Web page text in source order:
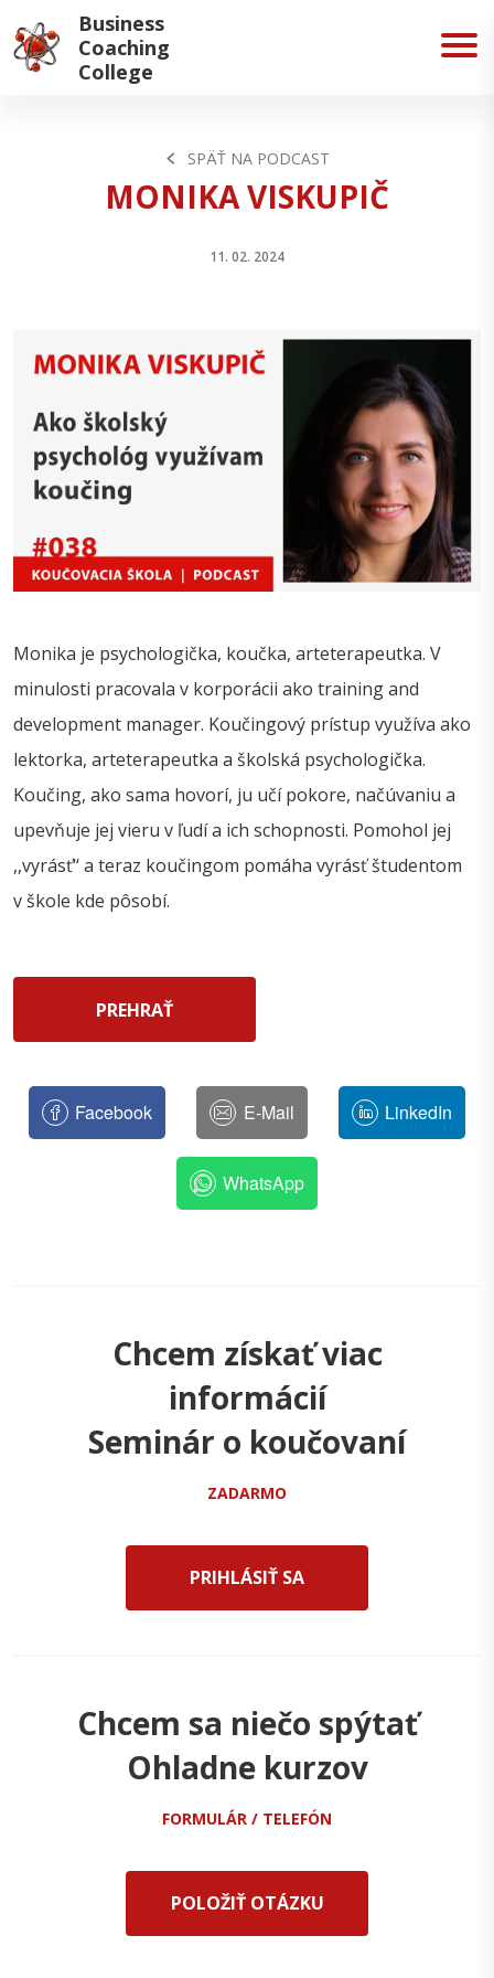
Business
Coaching
College
SPÄŤ NA PODCAST
MONIKA VISKUPIČ
11. 02. 2024
Monika je psychologička, koučka, arteterapeutka. V
minulosti pracovala v korporácii ako training and
development manager. Koučingový prístup využíva ako
lektorka, arteterapeutka a školská psychologička.
Koučing, ako sama hovorí, ju učí pokore, načúvaniu a
upevňuje jej vieru v ľudí a ich schopnosti. Pomohol jej
,,vyrásť‘‘ a teraz koučingom pomáha vyrásť študentom
v škole kde pôsobí.
PREHRAŤ
Facebook E-Mail LinkedIn
WhatsApp
Chcem získať viac
informácií
Seminár o koučovaní
ZADARMO
PRIHLÁSIŤ SA
Chcem sa niečo spýtať
Ohladne kurzov
FORMULÁR / TELEFÓN
POLOŽIŤ OTÁZKU